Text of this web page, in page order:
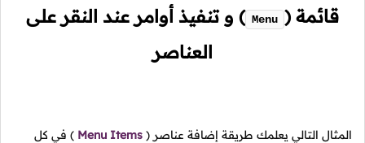
قائمة (
Menu
) و تنفيذ أوامر عند النقر على
العناصر
المثال التالي يعلمك طريقة إضافة عناصر (
Menu Items
) في كل